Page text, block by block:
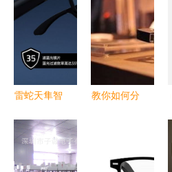
雷蛇天隼智
发布 隐藏
式扬声器，
教你如何分